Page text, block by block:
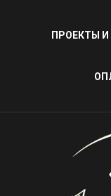
ПРОЕКТЫ И